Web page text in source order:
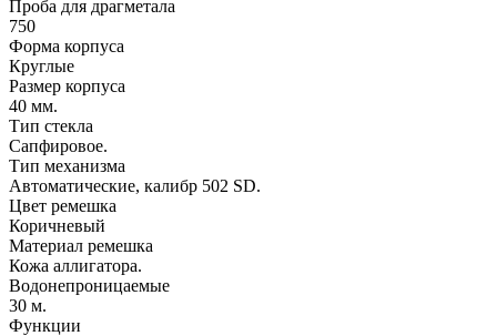
Проба для драгметала
750
Форма корпуса
Круглые
Размер корпуса
40 мм.
Тип стекла
Сапфировое.
Тип механизма
Автоматические, калибр 502 SD.
Цвет ремешка
Коричневый
Материал ремешка
Кожа аллигатора.
Водонепроницаемые
30 м.
Функции